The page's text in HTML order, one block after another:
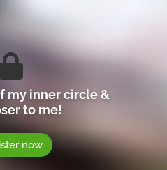
my inner circle &
to me!
now